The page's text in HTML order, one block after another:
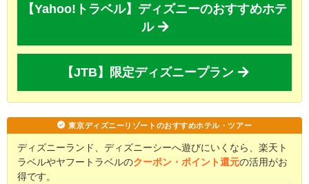
【Yahoo!トラベル】ディズニーのおすすめホテ
ル
【JTB】限定ディズニープラン
東京ディズニーリゾートのおすすめホテル・ツアー
ディズニーランド、ディズニーシーへ遊びにいくなら、楽天ト
ラベルやヤフートラベルのクーポン・ポイント還元の活用がお
得です。